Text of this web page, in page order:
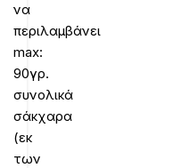
να
περιλαμβάνει
max:
90γρ.
συνολικά
σάκχαρα
(εκ
των